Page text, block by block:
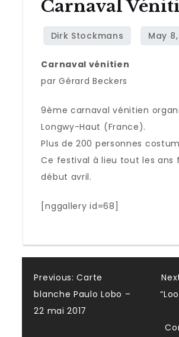
Carnaval
Carnaval vénitien
par Gérard Beckers
9ème carnaval vénitien
Longwy-Haut (France).
Plus de 200 personnes
Ce festival à lieu tout les ans
début avril.
[nggallery id=68]
Post
navigation
Previous: Carte
blanche Paulo Lobo –
22 mai 2017